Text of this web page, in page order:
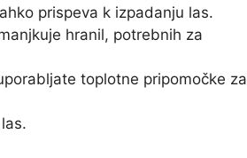
prispeva k izpadanju las.
hranil, potrebnih za
toplotne pripomočke za